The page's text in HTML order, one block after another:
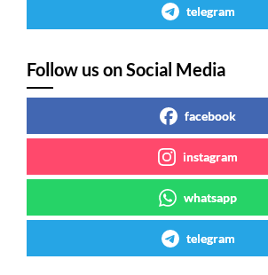
telegram
Follow us on Social Media
facebook
instagram
whatsapp
telegram